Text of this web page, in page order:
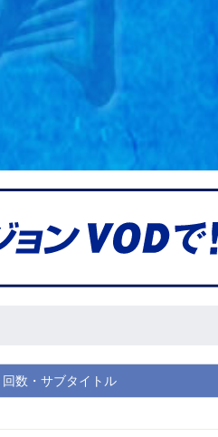
回数・サブタイトル